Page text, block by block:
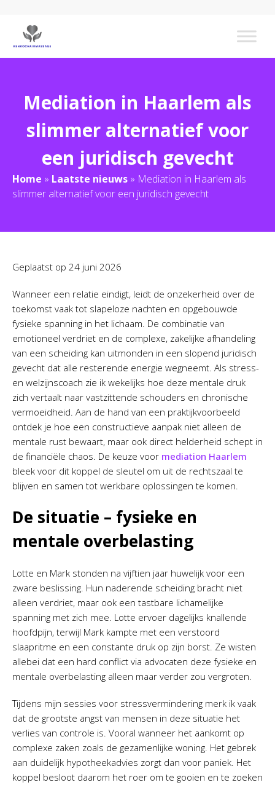
Mediation in Haarlem als
slimmer alternatief voor
een juridisch gevecht
Home » Laatste nieuws » Mediation in Haarlem als
slimmer alternatief voor een juridisch gevecht
Geplaatst op 24 juni 2026
Wanneer een relatie eindigt, leidt de onzekerheid over de
toekomst vaak tot slapeloze nachten en opgebouwde
fysieke spanning in het lichaam. De combinatie van
emotioneel verdriet en de complexe, zakelijke afhandeling
van een scheiding kan uitmonden in een slopend juridisch
gevecht dat alle resterende energie wegneemt. Als stress-
en welzijnscoach zie ik wekelijks hoe deze mentale druk
zich vertaalt naar vastzittende schouders en chronische
vermoeidheid. Aan de hand van een praktijkvoorbeeld
ontdek je hoe een constructieve aanpak niet alleen de
mentale rust bewaart, maar ook direct helderheid schept in
de financiële chaos. De keuze voor mediation Haarlem
bleek voor dit koppel de sleutel om uit de rechtszaal te
blijven en samen tot werkbare oplossingen te komen.
De situatie – fysieke en
mentale overbelasting
Lotte en Mark stonden na vijftien jaar huwelijk voor een
zware beslissing. Hun naderende scheiding bracht niet
alleen verdriet, maar ook een tastbare lichamelijke
spanning met zich mee. Lotte ervoer dagelijks knallende
hoofdpijn, terwijl Mark kampte met een verstoord
slaapritme en een constante druk op zijn borst. Ze wisten
allebei dat een hard conflict via advocaten deze fysieke en
mentale overbelasting alleen maar verder zou vergroten.
Tijdens mijn sessies voor stressvermindering merk ik vaak
dat de grootste angst van mensen in deze situatie het
verlies van controle is. Vooral wanneer het aankomt op
complexe zaken zoals de gezamenlijke woning. Het gebrek
aan duidelijk hypotheekadvies zorgt dan voor paniek. Het
koppel besloot daarom het roer om te gooien en te zoeken